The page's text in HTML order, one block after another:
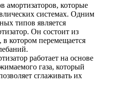
амортизаторов, которые
системах. Одним
типов является
Он состоит из
в котором перемещается
работает на основе
газа, который
сглаживать их